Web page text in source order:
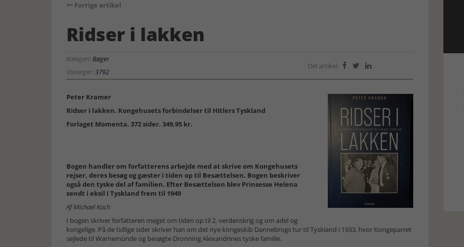
Forrige artikel
Ridser i lakken
Kategori:Bøger
Visninger:3792
Del artikel:   
Peter Kramer
Ridser i lakken. Kongehusets forbindelser til HItlers Tyskland
Forlaget Momenta. 372 sider. 349,95 kr.
Bogen handler om forfatterens arbejde med at skrive om Kongehusets
rejser, deres besøg og gæster i tiden op til Besættelsen. Bogen beskriver
også den tyske del af familien. Efter Besættelsen blev Prinsesse Helena
sendt i eksil i Tyskland frem til 1949
Af Michael Koch
I bogen skriver forfatteren meget om tiden op til 2. verdenskrig og om adel og
kongelige. På de tidlige sider skriver han om det nye kongeskib Dannebrogs tur til Tyskland i 1933, hvor Kongeparret
sejlede til Warnemünde og besøgte Dronning Alexandrines tyske familie.